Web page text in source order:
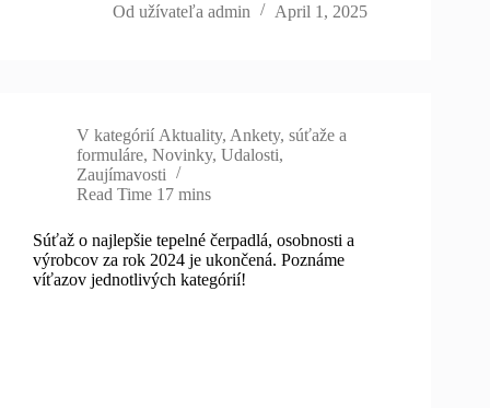
Od užívateľa admin April 1, 2025
V kategórií Aktuality, Ankety, súťaže a
formuláre, Novinky, Udalosti,
Zaujímavosti
Read Time 17 mins
Súťaž o najlepšie tepelné čerpadlá, osobnosti a
výrobcov za rok 2024 je ukončená. Poznáme
víťazov jednotlivých kategórií!